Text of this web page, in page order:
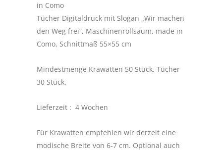
in Como
Tücher Digitaldruck mit Slogan „Wir machen
den Weg frei“, Maschinenrollsaum, made in
Como, Schnittmaß 55×55 cm
Mindestmenge Krawatten 50 Stück, Tücher
30 Stück.
Lieferzeit : 4 Wochen
Für Krawatten empfehlen wir derzeit eine
modische Breite von 6-7 cm. Optional auch